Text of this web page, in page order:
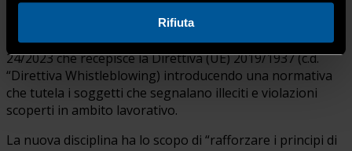
Rifiuta
In data 30 marzo 2023 è entrato in vigore il D.Lgs.
24/2023 che recepisce la Direttiva (UE) 2019/1937 (c.d.
“Direttiva Whistleblowing) introducendo una normativa
che tutela i soggetti che segnalano illeciti e violazioni
scoperti in ambito lavorativo.
La nuova disciplina ha lo scopo di “rafforzare i principi di